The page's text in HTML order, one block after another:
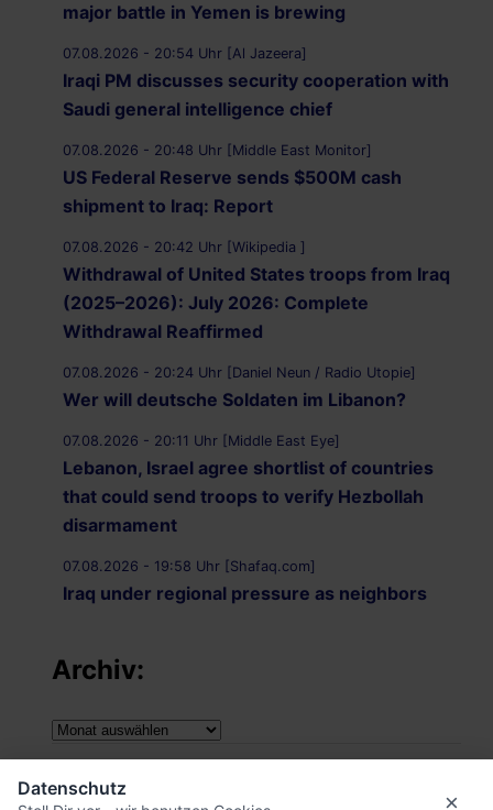
major battle in Yemen is brewing
07.08.2026 - 20:54 Uhr [Al Jazeera]
Iraqi PM discusses security cooperation with
Saudi general intelligence chief
07.08.2026 - 20:48 Uhr [Middle East Monitor]
US Federal Reserve sends $500M cash
shipment to Iraq: Report
07.08.2026 - 20:42 Uhr [Wikipedia ]
Withdrawal of United States troops from Iraq
(2025–2026): July 2026: Complete
Withdrawal Reaffirmed
07.08.2026 - 20:24 Uhr [Daniel Neun / Radio Utopie]
Wer will deutsche Soldaten im Libanon?
07.08.2026 - 20:11 Uhr [Middle East Eye]
Lebanon, Israel agree shortlist of countries
that could send troops to verify Hezbollah
disarmament
07.08.2026 - 19:58 Uhr [Shafaq.com]
Iraq under regional pressure as neighbors
07.08.2026 - 19:49 Uhr [Middle East Eye]
attacks by Iraqi groups and Yemen‘s Houthis
07.08.2026 - 19:43 Uhr [Middle East Monitor]
‘Attack on one is attack on all’: Saudi Arabia,
Archiv:
Archiv:
Impressum
×
Datenschutz